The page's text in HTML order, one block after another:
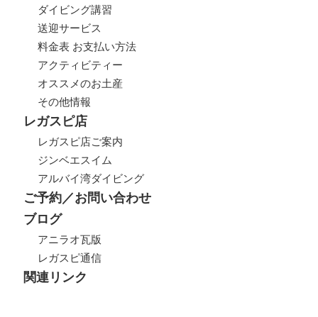
ダイビング講習
送迎サービス
料金表 お支払い方法
アクティビティー
オススメのお土産
その他情報
レガスピ店
レガスピ店ご案内
ジンベエスイム
アルバイ湾ダイビング
ご予約／お問い合わせ
ブログ
アニラオ瓦版
レガスピ通信
関連リンク